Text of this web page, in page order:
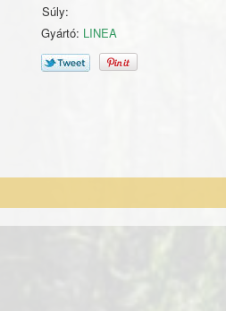
Súly:
Gyártó: LINEA